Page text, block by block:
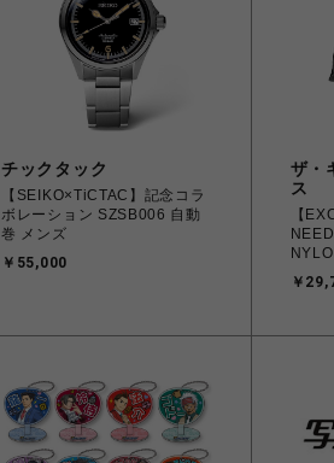
チックタック
【SEIKO×TiCTAC】記念コラ
ボレーション SZSB006 自動
巻 メンズ
￥55,000
ザ・
ス
【
￥